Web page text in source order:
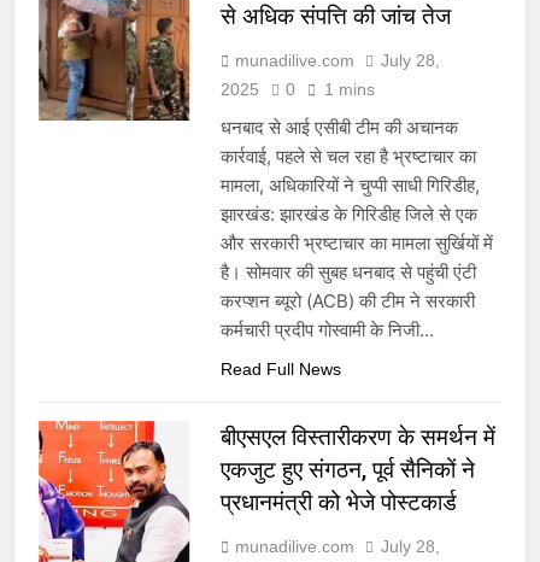
से अधिक संपत्ति की जांच तेज
munadilive.com
July 28,
2025
0 1 mins
धनबाद से आई एसीबी टीम की अचानक
कार्रवाई, पहले से चल रहा है भ्रष्टाचार का
मामला, अधिकारियों ने चुप्पी साधी गिरिडीह,
झारखंड: झारखंड के गिरिडीह जिले से एक
और सरकारी भ्रष्टाचार का मामला सुर्खियों में
है। सोमवार की सुबह धनबाद से पहुंची एंटी
करप्शन ब्यूरो (ACB) की टीम ने सरकारी
कर्मचारी प्रदीप गोस्वामी के निजी…
Read Full News
बीएसएल विस्तारीकरण के समर्थन में
एकजुट हुए संगठन, पूर्व सैनिकों ने
प्रधानमंत्री को भेजे पोस्टकार्ड
munadilive.com
July 28,